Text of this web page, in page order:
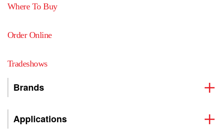
Where To Buy
Order Online
Tradeshows
Brands
Applications